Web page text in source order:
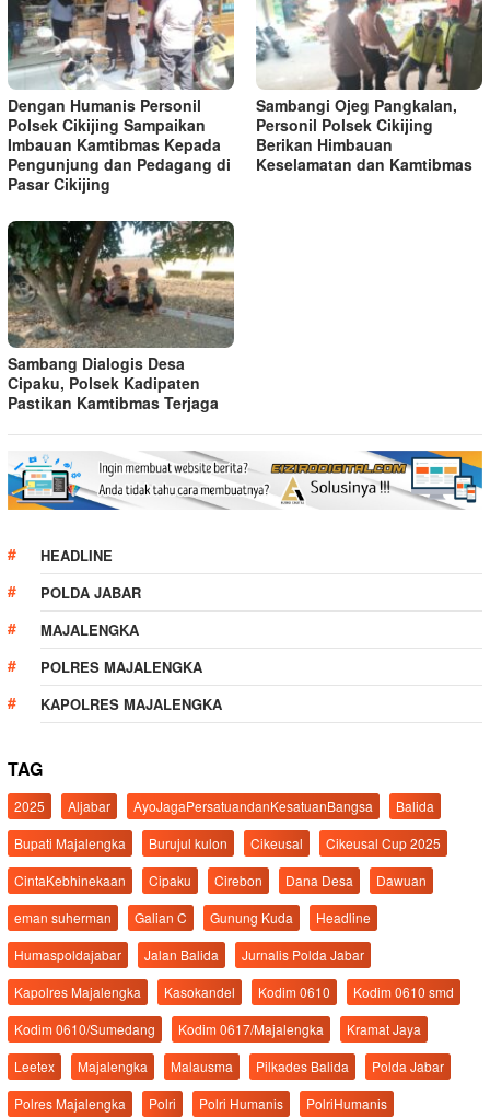
Dengan Humanis Personil
Polsek Cikijing Sampaikan
Imbauan Kamtibmas Kepada
Pengunjung dan Pedagang di
Pasar Cikijing
Sambangi Ojeg Pangkalan,
Personil Polsek Cikijing
Berikan Himbauan
Keselamatan dan Kamtibmas
Sambang Dialogis Desa
Cipaku, Polsek Kadipaten
Pastikan Kamtibmas Terjaga
HEADLINE
POLDA JABAR
MAJALENGKA
POLRES MAJALENGKA
KAPOLRES MAJALENGKA
TAG
2025 Aljabar AyoJagaPersatuandanKesatuanBangsa
Balida
Bupati Majalengka
Burujul kulon Cikeusal
Cikeusal Cup 2025
CintaKebhinekaan
Cipaku Cirebon Dana Desa
Dawuan
eman suherman
Galian C Gunung Kuda
Headline
Humaspoldajabar
Jalan Balida
Jurnalis Polda Jabar
Kapolres Majalengka
Kasokandel Kodim 0610
Kodim 0610 smd
Kodim 0610/Sumedang
Kodim 0617/Majalengka
Kramat Jaya
Leetex
Majalengka Malausma Pilkades Balida
Polda Jabar
Polres Majalengka
Polri Polri Humanis
PolriHumanis